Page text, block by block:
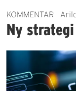
KOMMENTAR |
Ny